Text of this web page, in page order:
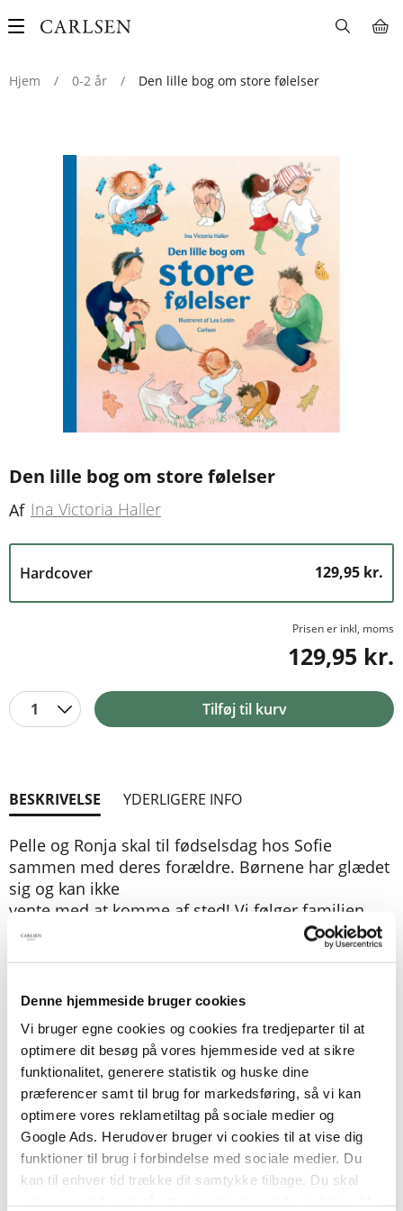
Denne hjemmeside bruger cookies
Vi bruger egne cookies og cookies fra tredjeparter til at
optimere dit besøg på vores hjemmeside ved at sikre
funktionalitet, generere statistik og huske dine
præferencer samt til brug for markedsføring, så vi kan
optimere vores reklametiltag på sociale medier og
Google Ads. Herudover bruger vi cookies til at vise dig
funktioner til brug i forbindelse med sociale medier. Du
kan til enhver tid trække dit samtykke tilbage. Du skal
Main
Hjem
/ 0-2 år / Den lille bog om store følelser
Den lille bog om store følelser
Af Ina Victoria Haller
Hardcover 129,95 kr.
Prisen er inkl, moms
129,95 kr.
1 Tilføj til kurv
BESKRIVELSE YDERLIGERE INFO
Pelle og Ronja skal til fødselsdag hos Sofie
sammen med deres forældre. Børnene har glædet
sig og kan ikke
vente med at komme af sted! Vi følger familien
dagen igennem og oplever alle de følelser, som
opstår i mødet med de andre børn og voksne, lige
stolthed.
udvikling og indeholder forslag til samtaler og leg,
så barnet kan forholde sig aktivt til egne og andres
følelser samt konflikter fra hverdagen. På den
måde bliver det lettere for barnet at forstå og
regulere sine følelser, hvilket skaber grobund for
et solidt selvværd og et liv i balance.
Bestselleren Den lille bog om store følelserudkom